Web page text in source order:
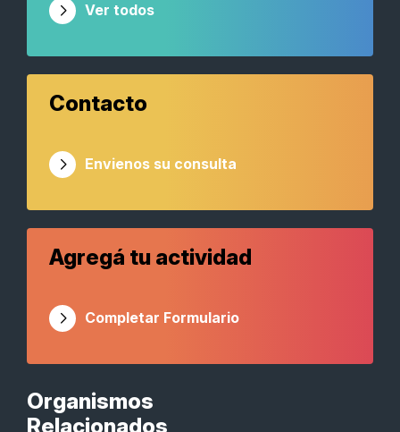
Organismos
Relacionados
Ver todos
Contacto
Envienos su consulta
Agregá tu actividad
Completar Formulario